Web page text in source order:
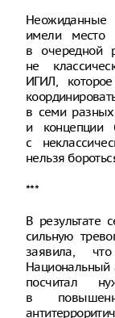
Неожиданные
имели место
в очередной
не
ИГИЛ,
в семи разных
и концепции
с
нельзя
***
В результате
сильную
заявила,
Национальный
посчитал
в